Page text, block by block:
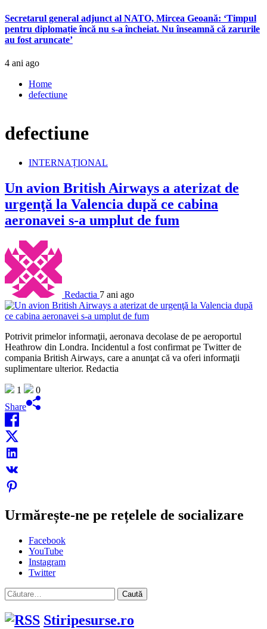
Secretarul general adjunct al NATO, Mircea Geoană: ‘Timpul
pentru diplomație încă nu s-a încheiat. Nu înseamnă că zarurile
au fost aruncate’
4 ani ago
Home
defectiune
defectiune
INTERNAȚIONAL
Un avion British Airways a aterizat de
urgenţă la Valencia după ce cabina
aeronavei s-a umplut de fum
Redactia 7 ani ago
Potrivit primelor informaţii, aeronava decolase de pe aeroportul
Heathrow din Londra. Incidentul a fost confirmat pe Twitter de
compania British Airways, care a anunţat că va oferi informaţii
suplimentare ulterior. Redactia
1
0
Share
Urmărește-ne pe rețelele de socializare
Facebook
YouTube
Instagram
Twitter
Caută
după:
Stiripesurse.ro